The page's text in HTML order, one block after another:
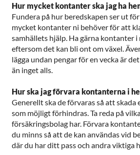
Hur mycket kontanter ska jag ha
Fundera på hur beredskapen ser ut
mycket kontanter ni behöver för att
samhällets hjälp. Ha gärna kontanter
eftersom det kan bli ont om växel.
lägga undan pengar för en vecka är
än inget alls.
Hur ska jag förvara kontanterna i
Generellt ska de förvaras så att skada
som möjligt förhindras. Ta reda på
försäkringsbolag har. Förvara
du minns så att de kan användas vid
där du har ditt pass och andra viktiga